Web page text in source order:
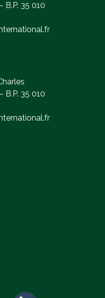
B.P. 35 010
B.P. 35 010